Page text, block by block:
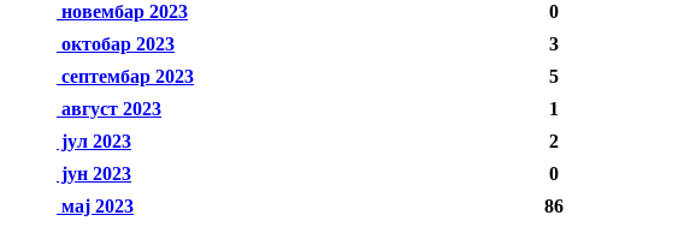
новембар 2023
0
октобар 2023
3
септембар 2023
5
август 2023
1
јул 2023
2
јун 2023
0
мај 2023
86